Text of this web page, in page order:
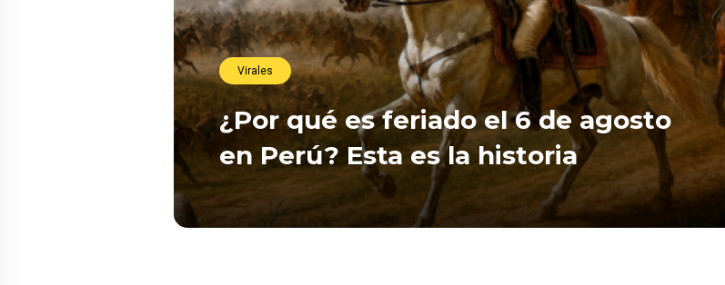
Virales
¿Por qué es feriado el 6 de agosto
en Perú? Esta es la historia